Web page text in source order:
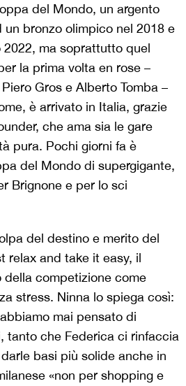
del Mondo, un argento
un bronzo olimpico nel 2018 e
2022, ma soprattutto quel
la prima volta en rose –
Gros e Alberto Tomba –
è arrivato in Italia, grazie
che ama sia le gare
pura. Pochi giorni fa è
del Mondo di supergigante,
Brignone e per lo sci
del destino e merito del
relax and take it easy, il
della competizione come
stress. Ninna lo spiega così:
mai pensato di
tanto che Federica ci rinfaccia
basi più solide anche in
«non per shopping e